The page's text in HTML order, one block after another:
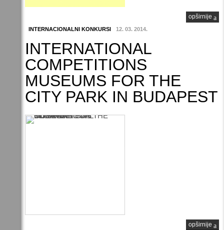
opširnije
INTERNACIONALNI KONKURSI 12. 03. 2014.
INTERNATIONAL
COMPETITIONS
MUSEUMS FOR THE
CITY PARK IN BUDAPEST
opširnije